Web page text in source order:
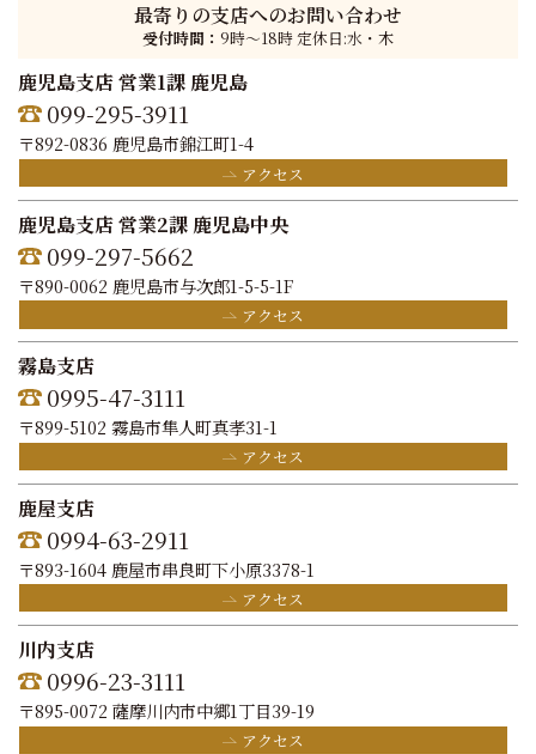
最寄りの支店へのお問い合わせ
受付時間： 9時〜18時 定休日:水・木
鹿児島支店 営業1課 鹿児島
099-295-3911
〒892-0836 鹿児島市錦江町1-4
アクセス
鹿児島支店 営業2課 鹿児島中央
099-297-5662
〒890-0062 鹿児島市与次郎1-5-5-1F
アクセス
霧島支店
0995-47-3111
〒899-5102 霧島市隼人町真孝31-1
アクセス
鹿屋支店
0994-63-2911
〒893-1604 鹿屋市串良町下小原3378-1
アクセス
川内支店
0996-23-3111
〒895-0072 薩摩川内市中郷1丁目39-19
アクセス